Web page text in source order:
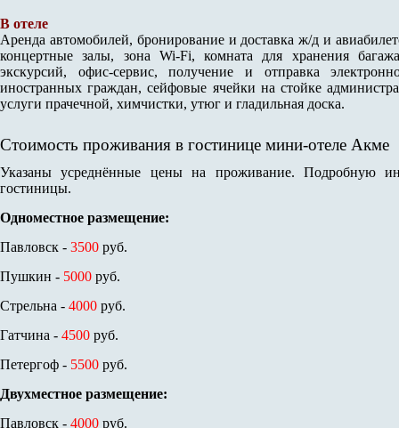
В отеле
Аренда автомобилей, бронирование и доставка ж/д и
концертные залы, зона Wi-Fi, комната для хранения
экскурсий, офис-сервис, получение и отправка
иностранных граждан, сейфовые ячейки на стойке
услуги прачечной, химчистки, утюг и гладильная доска.
Стоимость проживания в гостинице мини-отеле Акме
Указаны усреднённые цены на проживание. Подробную
гостиницы.
Одноместное размещение:
Павловск - 3500 руб.
Пушкин - 5000 руб.
Стрельна - 4000 руб.
Гатчина - 4500 руб.
Петергоф - 5500 руб.
Двухместное размещение:
Павловск - 4000 руб.